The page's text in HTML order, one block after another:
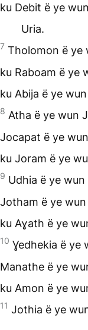
ku Debit ë ye
Uria.
7 Tholomon ë ye
ku Raboam ë ye
ku Abija ë ye
8 Atha ë ye wun
Jocapat ë ye
ku Joram ë ye
9 Udhia ë ye
Jotham ë ye
ku Aɣath ë ye
10 Ɣedhekia ë ye
Manathe ë ye
ku Amon ë ye
11 Jothia ë ye